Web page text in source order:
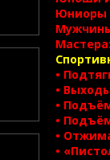
Юниоры
•
•
•
•
•
•